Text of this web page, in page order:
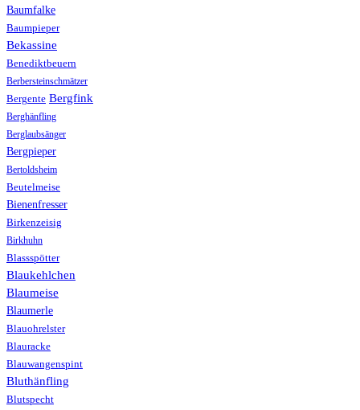
Baumfalke
Baumpieper
Bekassine
Benediktbeuern
Berbersteinschmätzer
Bergente Bergfink
Berghänfling
Berglaubsänger
Bergpieper
Bertoldsheim
Beutelmeise
Bienenfresser
Birkenzeisig
Birkhuhn
Blassspötter
Blaukehlchen
Blaumeise
Blaumerle
Blauohrelster
Blauracke
Blauwangenspint
Bluthänfling
Blutspecht